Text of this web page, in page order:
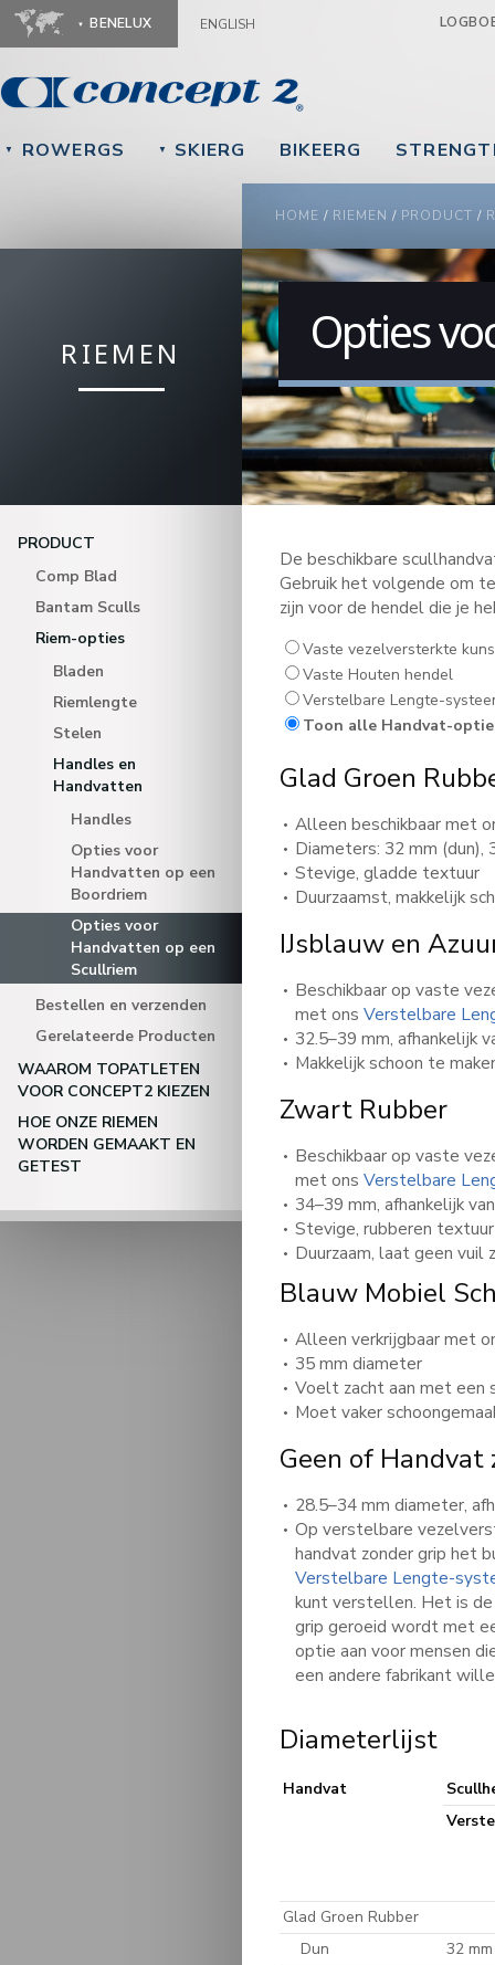
BENELUX ENGLISH
▼ ROWERGS ▼ SKIERG BIKEERG
YOU ARE HERE
HOME / RIEMEN / PRODUCT /
RIEMEN
PRODUCT
Comp Blad
Bantam Sculls
Riem-opties
Bladen
Riemlengte
Stelen
Handles en
Handvatten
Handles
Opties voor
Handvatten op een
Boordriem
Opties voor
Handvatten op een
Scullriem
Bestellen en verzenden
Gerelateerde Producten
WAAROM TOPATLETEN
VOOR CONCEPT2 KIEZEN
HOE ONZE RIEMEN
WORDEN GEMAAKT EN
GETEST
Opties
De beschikbare
Gebruik het volgende om
zijn voor de hendel die je
Vaste vezelversterkte
Vaste Houten hendel
Verstelbare Lengte-
Toon alle Handvat-
Glad Groen
Alleen beschikbaar met
Diameters: 32 mm (dun),
Stevige, gladde textuur
Duurzaamst, makkelijk
IJsblauw en
Beschikbaar op vaste
met ons Verstelbare
32.5–39 mm, afhankelijk
Makkelijk schoon te
Zwart Rubber
Beschikbaar op vaste
met ons Verstelbare
34–39 mm, afhankelijk
Stevige, rubberen textuur
Duurzaam, laat geen vuil
Blauw Mobiel
Alleen verkrijgbaar met
35 mm diameter
Voelt zacht aan met een
Moet vaker
Geen of Handvat
28.5–34 mm diameter,
Op verstelbare
handvat zonder grip het
Verstelbare Lengte-
kunt verstellen. Het is
grip geroeid wordt met
optie aan voor mensen
een andere fabrikant
Diameterlijst
Handvat
Glad Groen Rubber
Dun
32 mm